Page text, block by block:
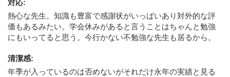
対応:
熱心な先生。知識も豊富で感謝状がいっぱいあり対外的な評
価もあるみたい。学会休みがあると言うことはちゃんと勉強
にもいってると思う。今行かない不勉強な先生も居るから。
清潔感:
年季が入っているのは否めないがそれだけ永年の実績と見る